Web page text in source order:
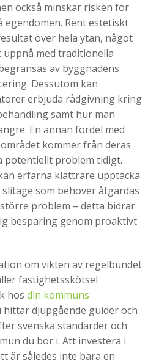
också minskar risken för
egendomen. Rent estetiskt
över hela ytan, något
med traditionella
av byggnadens
Dessutom kan
erbjuda rådgivning kring
samt hur man
En annan fördel med
kommer från deras
potentiellt problem tidigt.
erfarna klättrare upptäcka
som behöver åtgärdas
problem – detta bidrar
besparing genom proaktivt
om vikten av regelbundet
fastighetsskötsel
hosdin kommuns
hittar djupgående guider och
svenska standarder och
du bor i. Att investera i
är således inte bara en